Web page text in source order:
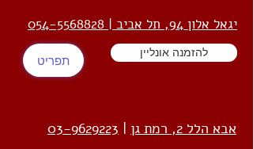
יגאל אלון 94, תל אביב | 054-5568828
תפריט
להזמנה אונליין
אבא הלל 2, רמת גן |
03-9629223